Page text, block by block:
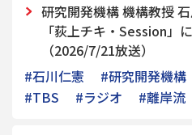
研究開発機構 機構教授
「荻上チキ・Session」
（2026/7/21放送）
#石川仁憲
#研究開発機構
#TBS
#ラジオ #離岸流